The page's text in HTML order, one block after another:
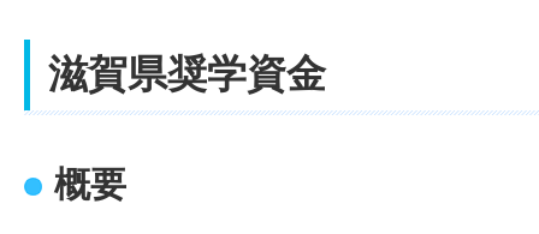
滋賀県奨学資金
概要